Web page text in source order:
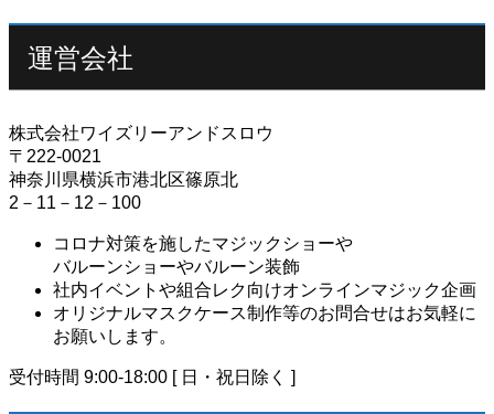
運営会社
株式会社ワイズリーアンドスロウ
〒222-0021
神奈川県横浜市港北区篠原北
2－11－12－100
コロナ対策を施したマジックショーや
バルーンショーやバルーン装飾
社内イベントや組合レク向けオンラインマジック企画
オリジナルマスクケース制作等のお問合せはお気軽に
お願いします。
受付時間 9:00-18:00 [ 日・祝日除く ]